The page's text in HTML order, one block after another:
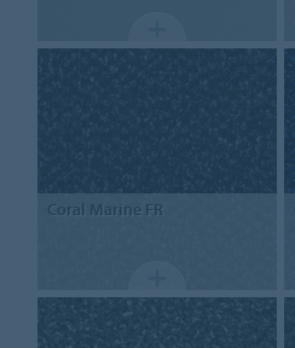
Coral Marine FR